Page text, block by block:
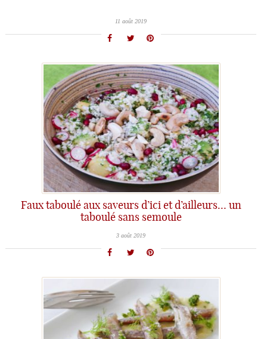
11 août 2019
Faux taboulé aux saveurs d’ici et d’ailleurs… un
taboulé sans semoule
3 août 2019